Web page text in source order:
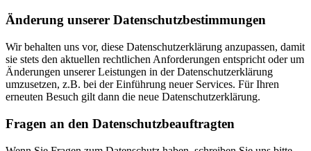
Änderung unserer Datenschutzbestimmungen
Wir behalten uns vor, diese Datenschutzerklärung anzupassen, damit
sie stets den aktuellen rechtlichen Anforderungen entspricht oder um
Änderungen unserer Leistungen in der Datenschutzerklärung
umzusetzen, z.B. bei der Einführung neuer Services. Für Ihren
erneuten Besuch gilt dann die neue Datenschutzerklärung.
Fragen an den Datenschutzbeauftragten